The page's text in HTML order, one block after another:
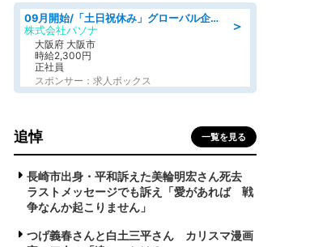
＞
09月開始/「土日祝休み」グローバル企業での産業保健のお仕事/保健師/高時給/残業なし/服装自由
株式会社パソナ
大阪府 大阪市
時給2,300円
正社員
スポンサー：求人ボックス
追悼 一覧を見る
長崎市出身・平和訴えた美輪明宏さん死去
ラストメッセージでも訴え「愛があれば 戦
争なんか起こりません」
つげ義春さんと白土三平さん カリスマ漫画